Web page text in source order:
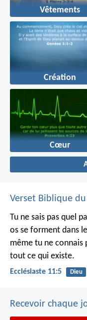
Vêtements
Création
Cœur
Verset Biblique
Tu ne sais pas quel
os se forment dans
même tu ne connais
tout ce qui existe.
Ecclésiaste 11:5 Dieu
Recevoir chaque